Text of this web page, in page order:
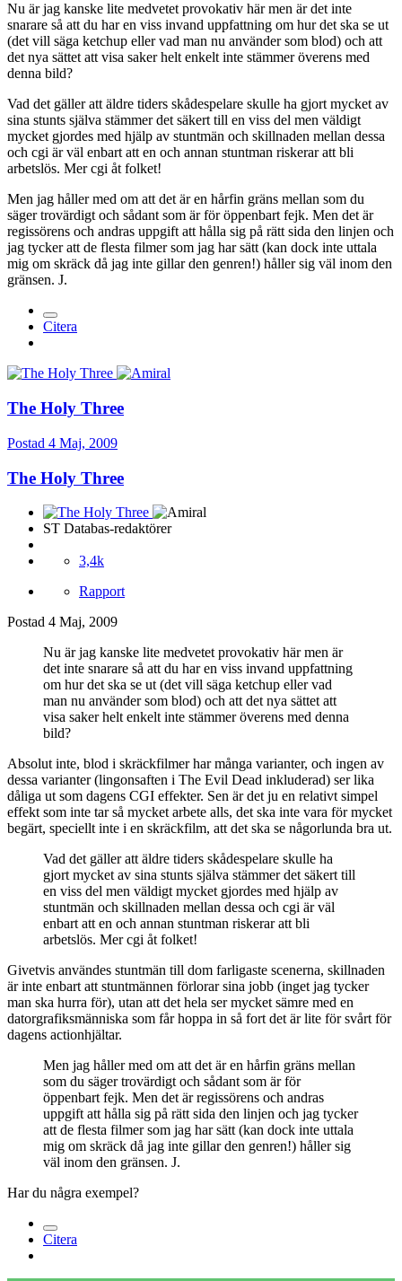
Nu är jag kanske lite medvetet provokativ här men är det inte
snarare så att du har en viss invand uppfattning om hur det ska se ut
(det vill säga ketchup eller vad man nu använder som blod) och att
det nya sättet att visa saker helt enkelt inte stämmer överens med
denna bild?
Vad det gäller att äldre tiders skådespelare skulle ha gjort mycket av
sina stunts själva stämmer det säkert till en viss del men väldigt
mycket gjordes med hjälp av stuntmän och skillnaden mellan dessa
och cgi är väl enbart att en och annan stuntman riskerar att bli
arbetslös. Mer cgi åt folket!
Men jag håller med om att det är en hårfin gräns mellan som du
säger trovärdigt och sådant som är för öppenbart fejk. Men det är
regissörens och andras uppgift att hålla sig på rätt sida den linjen och
jag tycker att de flesta filmer som jag har sätt (kan dock inte uttala
mig om skräck då jag inte gillar den genren!) håller sig väl inom den
gränsen. J.
Citera
The Holy Three
Postad 4 Maj, 2009
The Holy Three
ST Databas-redaktörer
3,4k
Rapport
Postad 4 Maj, 2009
Nu är jag kanske lite medvetet provokativ här men är
det inte snarare så att du har en viss invand uppfattning
om hur det ska se ut (det vill säga ketchup eller vad
man nu använder som blod) och att det nya sättet att
visa saker helt enkelt inte stämmer överens med denna
bild?
Absolut inte, blod i skräckfilmer har många varianter, och ingen av
dessa varianter (lingonsaften i The Evil Dead inkluderad) ser lika
dåliga ut som dagens CGI effekter. Sen är det ju en relativt simpel
effekt som inte tar så mycket arbete alls, det ska inte vara för mycket
begärt, speciellt inte i en skräckfilm, att det ska se någorlunda bra ut.
Vad det gäller att äldre tiders skådespelare skulle ha
gjort mycket av sina stunts själva stämmer det säkert till
en viss del men väldigt mycket gjordes med hjälp av
stuntmän och skillnaden mellan dessa och cgi är väl
enbart att en och annan stuntman riskerar att bli
arbetslös. Mer cgi åt folket!
Givetvis användes stuntmän till dom farligaste scenerna, skillnaden
är inte enbart att stuntmännen förlorar sina jobb (inget jag tycker
man ska hurra för), utan att det hela ser mycket sämre med en
datorgrafiksmänniska som får hoppa in så fort det är lite för svårt för
dagens actionhjältar.
Men jag håller med om att det är en hårfin gräns mellan
som du säger trovärdigt och sådant som är för
öppenbart fejk. Men det är regissörens och andras
uppgift att hålla sig på rätt sida den linjen och jag tycker
att de flesta filmer som jag har sätt (kan dock inte uttala
mig om skräck då jag inte gillar den genren!) håller sig
väl inom den gränsen. J.
Har du några exempel?
Citera